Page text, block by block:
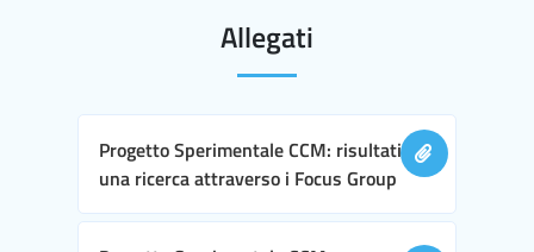
Allegati
Progetto Sperimentale CCM: risultati di
una ricerca attraverso i Focus Group